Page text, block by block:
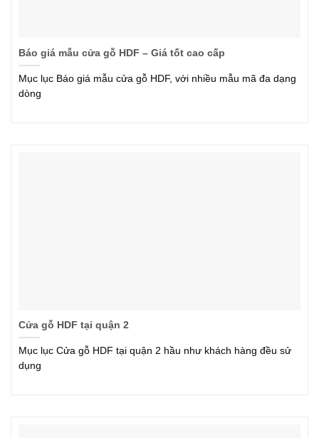
Báo giá mẫu cửa gỗ HDF – Giá tốt cao cấp
Mục lục Báo giá mẫu cửa gỗ HDF, với nhiều mẫu mã đa dạng
dòng
Cửa gỗ HDF tại quận 2
Mục lục Cửa gỗ HDF tại quận 2 hầu như khách hàng đều sử
dụng